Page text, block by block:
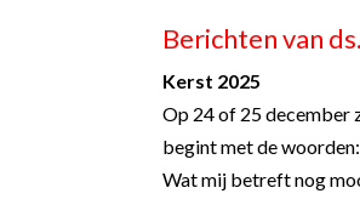
Berichten van
Kerst 2025
Op 24 of 25 december
begint met de
Wat mij betreft nog